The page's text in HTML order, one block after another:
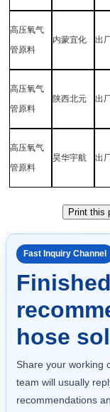
高压氧气
管原料
内蒙宜化 出
高压氧气
管原料
陕西北元 出
高压氧气
管原料
昊华宇航 出
Fast Inquiry Channel
hose
Share your working
team will usually
recommendations